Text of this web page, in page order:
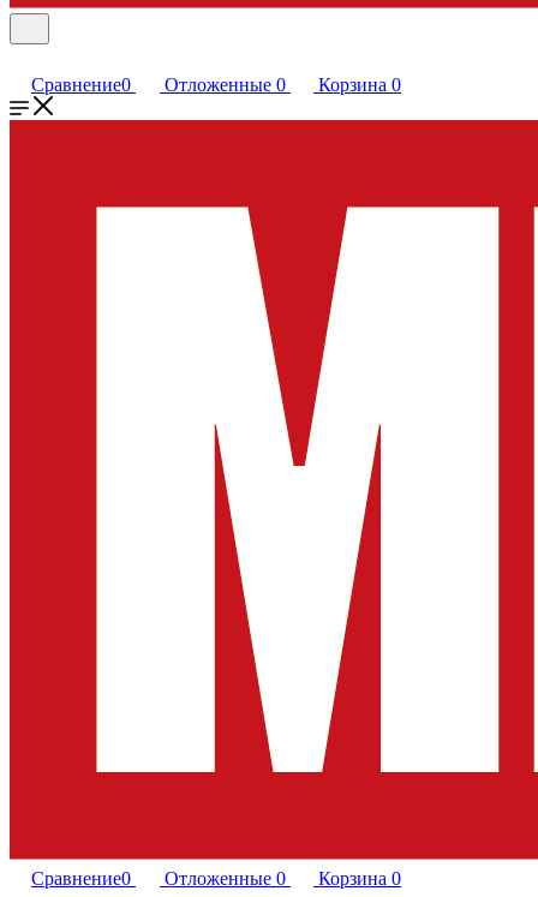
Сравнение0 Отложенные 0 Корзина 0
Сравнение0 Отложенные 0 Корзина 0